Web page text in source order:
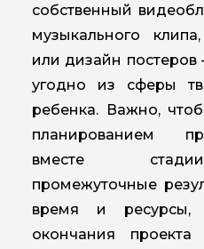
собственный
музыкального
или дизайн
угодно из сферы
ребенка. Важно,
планированием
вместе
промежуточные
время и
окончания